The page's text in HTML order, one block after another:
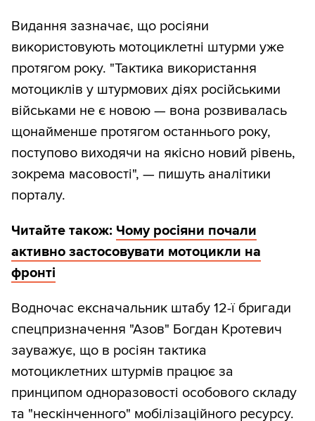
Видання зазначає, що росіяни
використовують мотоциклетні штурми уже
протягом року. "Тактика використання
мотоциклів у штурмових діях російськими
військами не є новою — вона розвивалась
щонайменше протягом останнього року,
поступово виходячи на якісно новий рівень,
зокрема масовості", — пишуть аналітики
порталу.
Читайте також: Чому росіяни почали
активно застосовувати мотоцикли на
фронті
Водночас ексначальник штабу 12-ї бригади
спецпризначення "Азов" Богдан Кротевич
зауважує, що в росіян тактика
мотоциклетних штурмів працює за
принципом одноразовості особового складу
та "нескінченного" мобілізаційного ресурсу.